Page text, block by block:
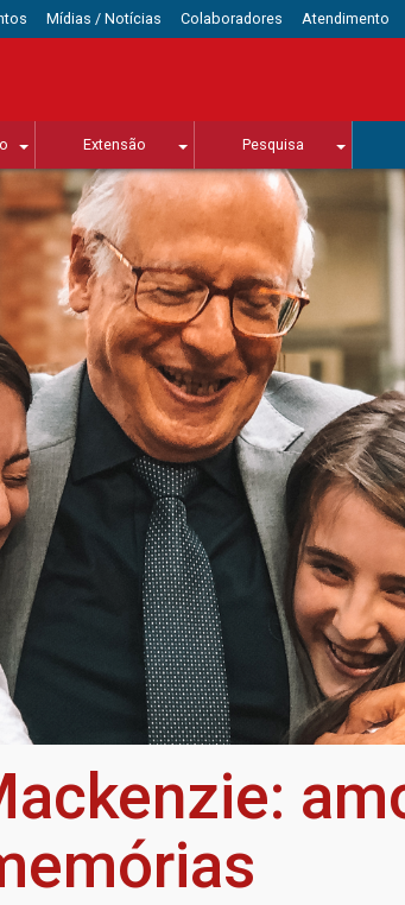
Mídias / Notícias Colaboradores Atendimento
Extensão Pesquisa